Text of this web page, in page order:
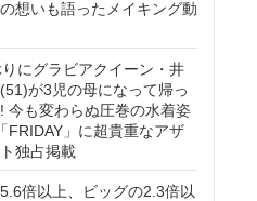
想いも語ったメイキング動
にグラビアクイーン・井
(51)が3児の母になって帰っ
今も変わらぬ圧巻の水着姿
FRIDAY」に超貴重なアザ
独占掲載
倍以上、ビッグの2.3倍以